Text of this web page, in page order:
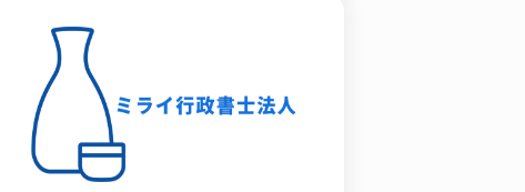
あるお酒です。ぜひお手伝いさせていただ
ければ幸いです。 お問い合わせはこちらか
州における酒類（アルコール飲料）の製
造・卸売・小売・飲酒店などのライセンス
（免許）管理および規制は、州政府機関で
あるカリフォルニア州酒類管理局
（California Department of Alcoholic
Beverage Control：通称ABC）が一元的
に行っています。 1. 酒類販売免許（ABC